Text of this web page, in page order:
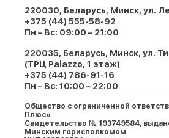
220030, Беларусь, Минск, ул.
+375 (44) 555-58-92
Пн – Вс: 09:00 – 21:00
220035, Беларусь, Минск, ул.
(ТРЦ Palazzo, 1 этаж)
+375 (44) 786-91-16
Пн – Вс: 10:00 – 22:00
Общество с ограниченной
Плюс»
Свидетельство № 193749584,
Минским горисполкомом